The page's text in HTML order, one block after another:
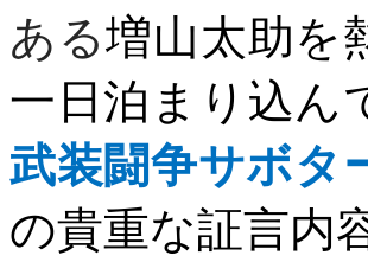
ある増山太助を
一日泊まり込ん
武装闘争サボタ
の貴重な証言内